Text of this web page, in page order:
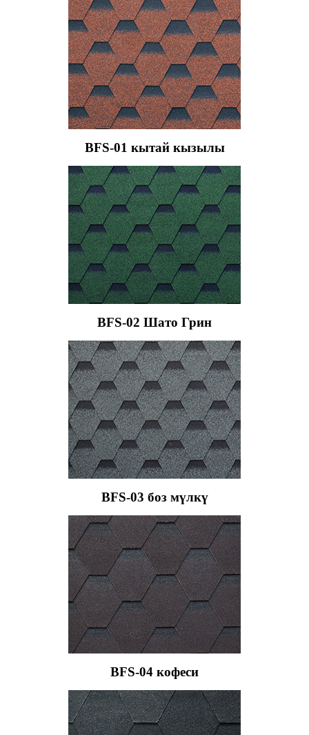
BFS-01 кытай кызылы
BFS-02 Шато Грин
BFS-03 боз мүлкү
BFS-04 кофеси